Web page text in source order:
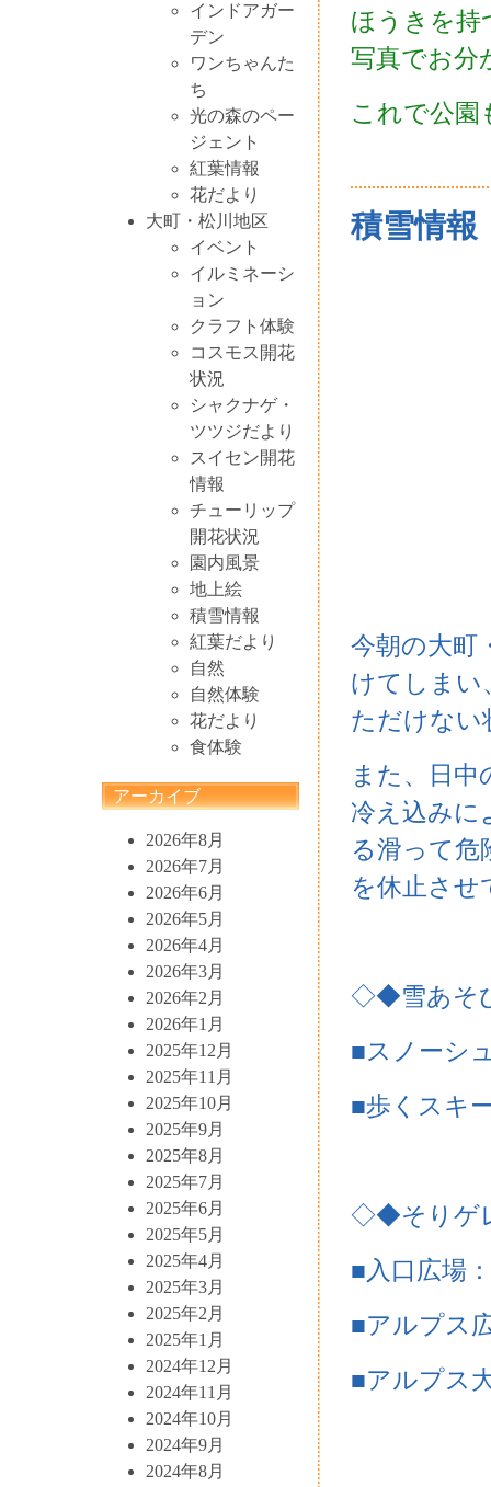
インドアガー
デン
ワンちゃんた
ち
光の森のペー
ジェント
紅葉情報
花だより
大町・松川地区
イベント
イルミネーシ
ョン
クラフト体験
コスモス開花
状況
シャクナゲ・
ツツジだより
スイセン開花
情報
チューリップ
開花状況
園内風景
地上絵
積雪情報
紅葉だより
自然
自然体験
花だより
食体験
アーカイブ
2026年8月
2026年7月
2026年6月
2026年5月
2026年4月
2026年3月
2026年2月
2026年1月
2025年12月
2025年11月
2025年10月
2025年9月
2025年8月
2025年7月
2025年6月
2025年5月
2025年4月
2025年3月
2025年2月
2025年1月
2024年12月
2024年11月
2024年10月
2024年9月
2024年8月
ほうきを持
写真でお分
これで公園
積雪情
今朝の大町
けてしまい
ただけない
また、日
冷え込みに
る滑って危
を休止させ
◇◆雪あそ
■スノーシ
■歩くスキ
◇◆そりゲ
■入口広場
■アルプス
■アルプス